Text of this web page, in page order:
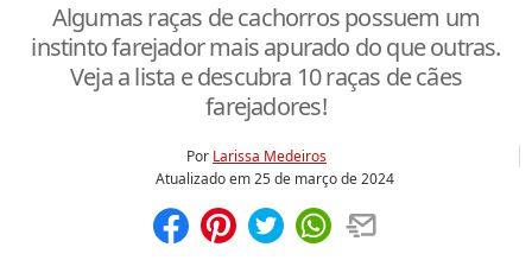
Algumas raças de cachorros possuem um
instinto farejador mais apurado do que outras.
Veja a lista e descubra 10 raças de cães
farejadores!
Por Larissa Medeiros
Atualizado em25 de março de 2024